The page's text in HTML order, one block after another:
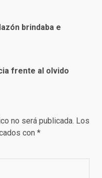
brindaba e
frente al olvido
no será publicada. Los
con *